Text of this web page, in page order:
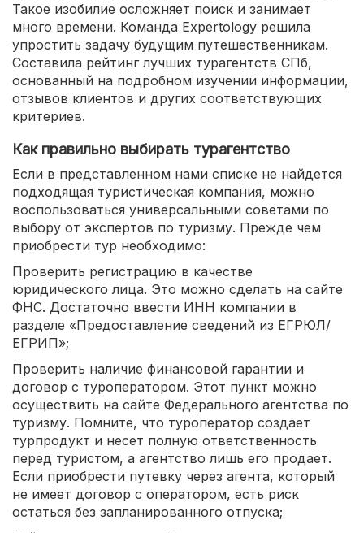
Такое изобилие осложняет поиск и занимает
много времени. Команда Expertology решила
упростить задачу будущим путешественникам.
Составила рейтинг лучших турагентств СПб,
основанный на подробном изучении информации,
отзывов клиентов и других соответствующих
критериев.
Как правильно выбирать турагентство
Если в представленном нами списке не найдется
подходящая туристическая компания, можно
воспользоваться универсальными советами по
выбору от экспертов по туризму. Прежде чем
приобрести тур необходимо:
Проверить регистрацию в качестве
юридического лица. Это можно сделать на сайте
ФНС. Достаточно ввести ИНН компании в
разделе «Предоставление сведений из ЕГРЮЛ/
ЕГРИП»;
Проверить наличие финансовой гарантии и
договор с туроператором. Этот пункт можно
осуществить на сайте Федерального агентства по
туризму. Помните, что туроператор создает
турпродукт и несет полную ответственность
перед туристом, а агентство лишь его продает.
Если приобрести путевку через агента, который
не имеет договор с оператором, есть риск
остаться без запланированного отпуска;